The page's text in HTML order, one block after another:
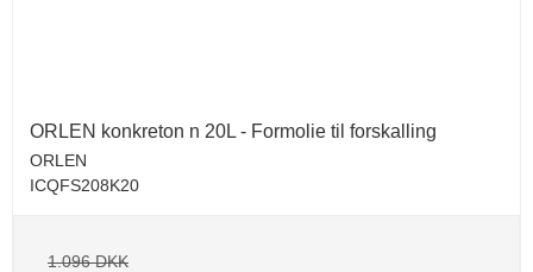
ORLEN konkreton n 20L - Formolie til forskalling
ORLEN
ICQFS208K20
1.096 DKK